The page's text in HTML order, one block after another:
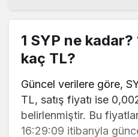
1 SYP ne kadar?
kaç TL?
Güncel verilere göre,
TL, satış fiyatı ise
belirlenmiştir. Bu
16:29:09 itibarıyla